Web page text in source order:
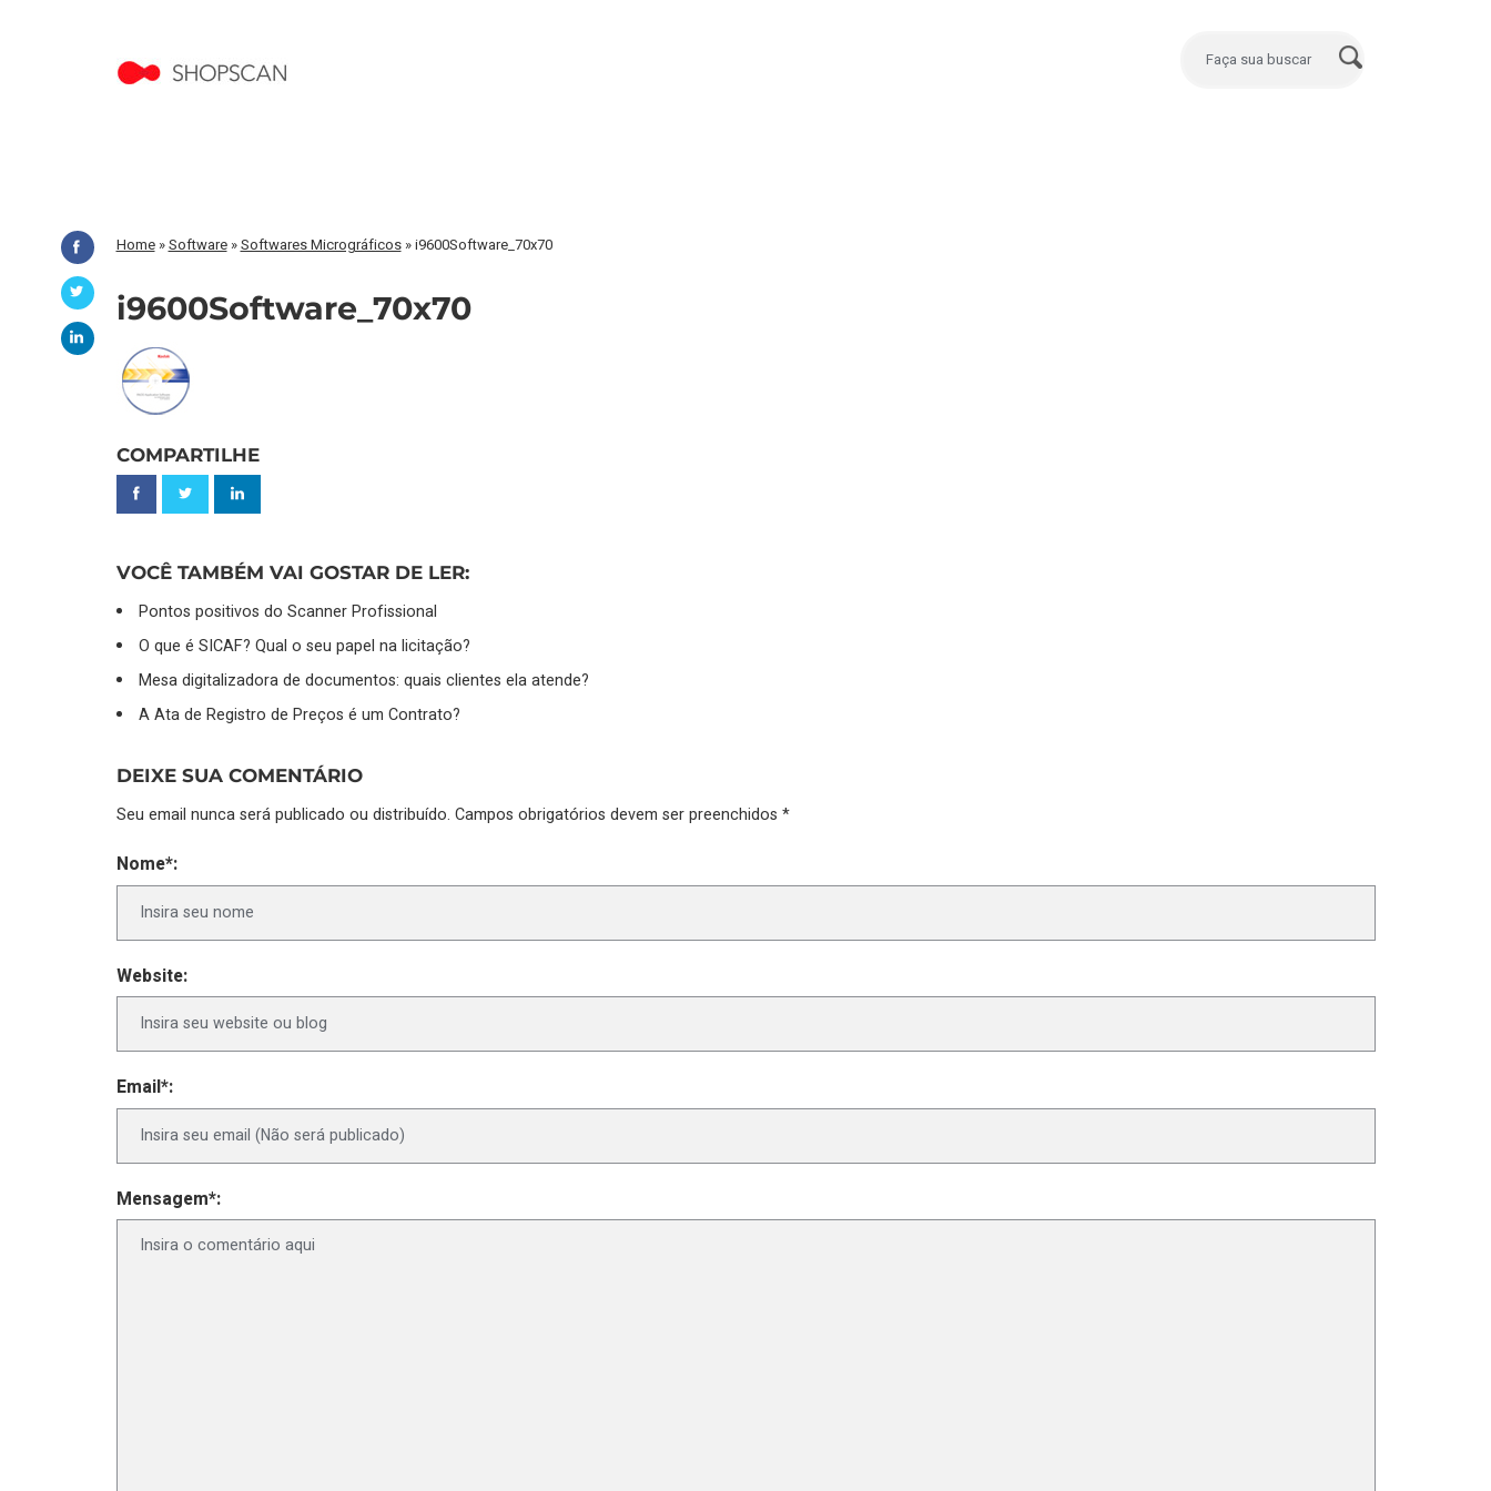
Home»Software»Softwares Micrográficos»i9600Software_70x70
i9600Software_70x70
COMPARTILHE
VOCÊ TAMBÉM VAI GOSTAR DE LER:
Pontos positivos do Scanner Profissional
O que é SICAF? Qual o seu papel na licitação?
Mesa digitalizadora de documentos: quais clientes ela atende?
A Ata de Registro de Preços é um Contrato?
DEIXE SUA COMENTÁRIO
Seu email nunca será publicado ou distribuído. Campos obrigatórios devem ser preenchidos *
Nome*:
Website:
Email*:
Mensagem*: